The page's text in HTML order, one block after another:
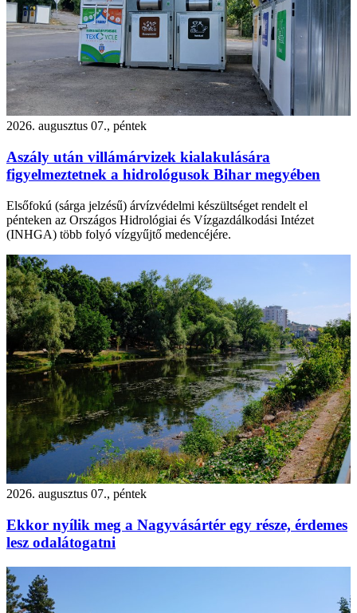
2026. augusztus 07., péntek
Aszály után villámárvizek kialakulására
figyelmeztetnek a hidrológusok Bihar megyében
Elsőfokú (sárga jelzésű) árvízvédelmi készültséget rendelt el
pénteken az Országos Hidrológiai és Vízgazdálkodási Intézet
(INHGA) több folyó vízgyűjtő medencéjére.
2026. augusztus 07., péntek
Ekkor nyílik meg a Nagyvásártér egy része, érdemes
lesz odalátogatni